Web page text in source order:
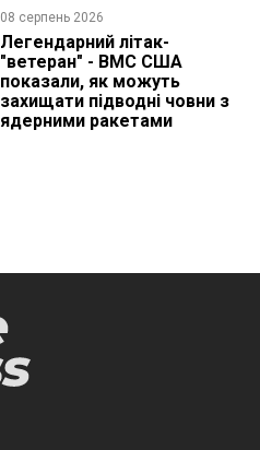
08 серпень 2026
Легендарний літак-
"ветеран" - ВМС США
показали, як можуть
захищати підводні човни з
ядерними ракетами